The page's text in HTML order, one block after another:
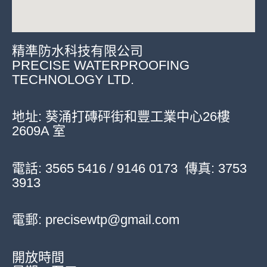
精準防水科技有限公司
PRECISE WATERPROOFING
TECHNOLOGY LTD.
地址: 葵涌打磚砰街和豐工業中心26樓
2609A 室
電話: 3565 5416 / 9146 0173 傳真: 3753
3913
電郵: precisewtp@gmail.com
開放時間